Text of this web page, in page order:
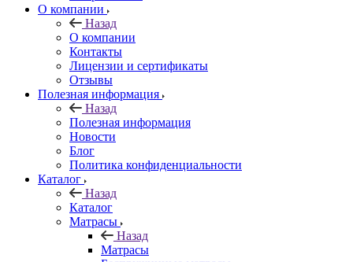
О компании
Назад
О компании
Контакты
Лицензии и сертификаты
Отзывы
Полезная информация
Назад
Полезная информация
Новости
Блог
Политика конфиденциальности
Каталог
Назад
Каталог
Матрасы
Назад
Матрасы